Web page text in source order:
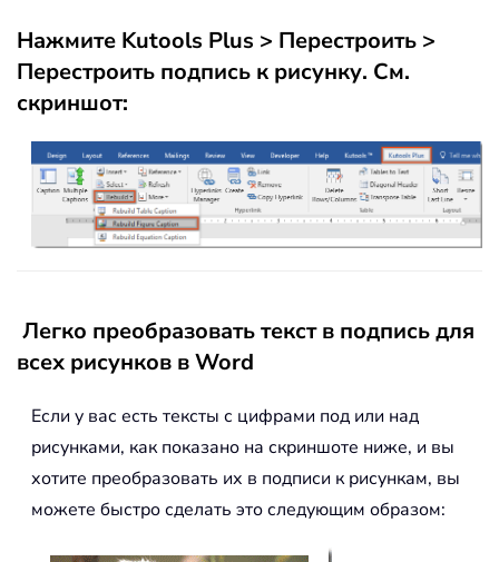
Нажмите Kutools Plus > Перестроить >
Перестроить подпись к рисунку. См.
скриншот:
Легко преобразовать текст в подпись для
всех рисунков в Word
Если у вас есть тексты с цифрами под или над
рисунками, как показано на скриншоте ниже, и вы
хотите преобразовать их в подписи к рисункам, вы
можете быстро сделать это следующим образом: